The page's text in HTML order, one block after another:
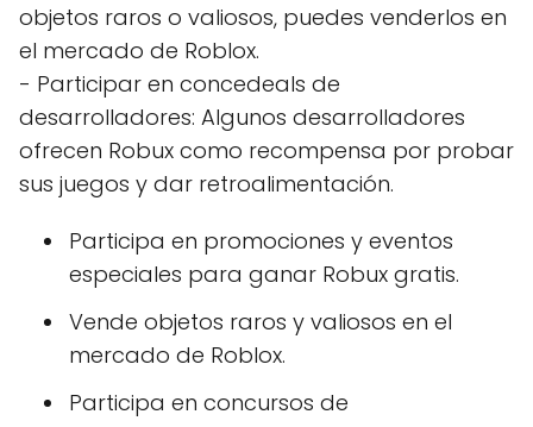
objetos raros o valiosos, puedes venderlos en
el mercado de Roblox.
- Participar en concedeals de
desarrolladores: Algunos desarrolladores
ofrecen Robux como recompensa por probar
sus juegos y dar retroalimentación.
Participa en promociones y eventos
especiales para ganar Robux gratis.
Vende objetos raros y valiosos en el
mercado de Roblox.
Participa en concursos de